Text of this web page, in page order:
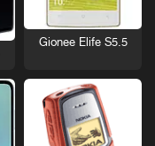
Gionee Elife S5.5